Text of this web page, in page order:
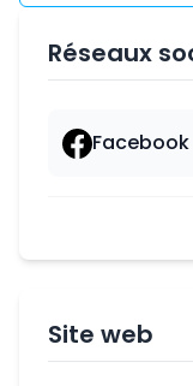
Réseaux
Facebook
Site web